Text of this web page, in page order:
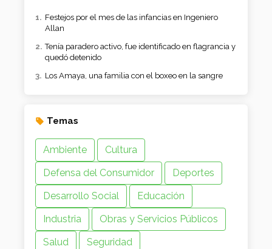
Festejos por el mes de las infancias en Ingeniero
Allan
Tenía paradero activo, fue identificado en flagrancia y
quedó detenido
Los Amaya, una familia con el boxeo en la sangre
Temas
Ambiente
Cultura
Defensa del Consumidor
Deportes
Desarrollo Social
Educación
Industria
Obras y Servicios Públicos
Salud
Seguridad